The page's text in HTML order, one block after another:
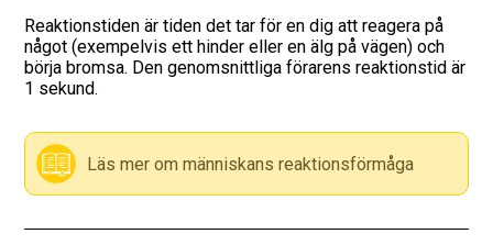
Checklista för ditt körkort
Vägmärken
Presentkort
Language
Reaktionstiden är tiden det tar för en dig att reagera på
något (exempelvis ett hinder eller en älg på vägen) och
börja bromsa. Den genomsnittliga förarens reaktionstid är
1 sekund.
Läs mer om människans reaktionsförmåga